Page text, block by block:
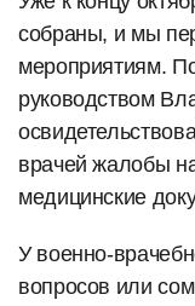
собраны, и мы
мероприятиям.
руководством
врачей жалобы
медицинские
У военно-
вопросов или